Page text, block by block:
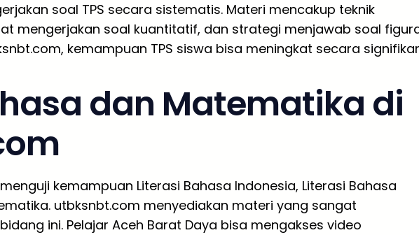
soal TPS secara sistematis. Materi mencakup teknik
mengerjakan soal kuantitatif, dan strategi menjawab soal
kemampuan TPS siswa bisa meningkat secara
dan Matematika di
menguji kemampuan Literasi Bahasa Indonesia, Literasi Bahasa
utbksnbt.com menyediakan materi yang sangat
ini. Pelajar Aceh Barat Daya bisa mengakses video